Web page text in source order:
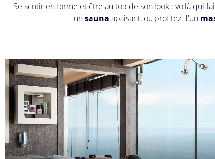
Se sentir en forme et être au top de son look : voilà qui
unsauna apaisant, ou profitez d'un